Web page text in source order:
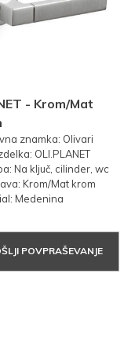
- Krom/Mat
znamka: Olivari
OLI.PLANET
Na ključ, cilinder, wc
Krom/Mat krom
Medenina
POVPRAŠEVANJE